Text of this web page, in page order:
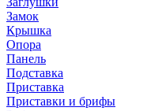
Замок
Крышка
Опора
Панель
Подставка
Приставка
Приставки и брифы